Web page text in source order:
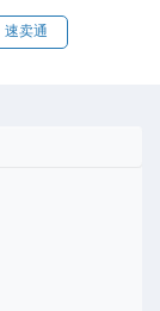
速卖通